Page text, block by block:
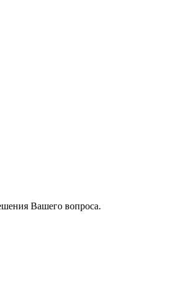
Вашего вопроса.